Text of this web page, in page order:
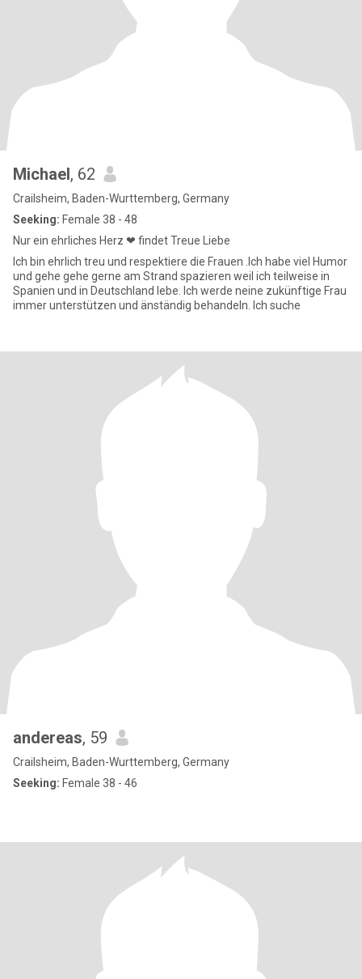
Michael, 62
Crailsheim, Baden-Wurttemberg, Germany
Seeking: Female 38 - 48
Nur ein ehrliches Herz ❤ findet Treue Liebe
Ich bin ehrlich treu und respektiere die Frauen .Ich habe viel Humor
und gehe gehe gerne am Strand spazieren weil ich teilweise in
Spanien und in Deutschland lebe. Ich werde neine zukünftige Frau
immer unterstützen und änständig behandeln. Ich suche
andereas, 59
Crailsheim, Baden-Wurttemberg, Germany
Seeking: Female 38 - 46